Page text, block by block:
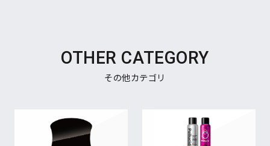
OTHER CATEGORY
その他カテゴリ